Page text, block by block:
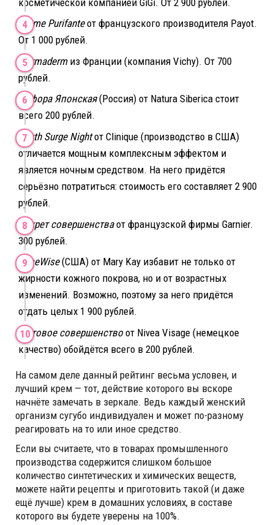
Creme Purifanteот французского производителя Payot.
От 1 000 рублей.
Normadermиз Франции (компания Vichy). От 700
рублей.
Софора Японская(Россия) от Natura Siberica стоит
всего 200 рублей.
Youth Surge Nightот Clinique (производство в США)
отличается мощным комплексным эффектом и
является ночным средством. На него придётся
серьёзно потратиться: стоимость его составляет 2 900
рублей.
Секрет совершенстваот французской фирмы Garnier.
300 рублей.
TimeWise(США) от Mary Kay избавит не только от
жирности кожного покрова, но и от возрастных
изменений. Возможно, поэтому за него придётся
отдать целых 1 900 рублей.
Матовое совершенствоот Nivea Visage (немецкое
качество) обойдётся всего в 200 рублей.
На самом деле данный рейтинг весьма условен, и
лучший крем — тот, действие которого вы вскоре
начнёте замечать в зеркале. Ведь каждый женский
организм сугубо индивидуален и может по-разному
реагировать на то или иное средство.
Если вы считаете, что в товарах промышленного
производства содержится слишком большое
количество синтетических и химических веществ,
можете найти рецепты и приготовить такой (и даже
ещё лучше) крем в домашних условиях, в составе
которого вы будете уверены на 100%.